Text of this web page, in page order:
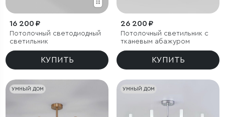
16 200 ₽
Потолочный светодиодный
светильник
КУПИТЬ
26 200 ₽
Потолочный светильник с
тканевым абажуром
КУПИТЬ
УМНЫЙ ДОМ УМНЫЙ ДОМ